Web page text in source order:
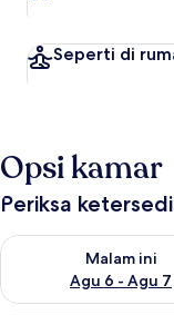
Seperti di
Opsi kamar
Periksa
Malam ini
Agu 6 - Agu 7
Periksa ketersediaan